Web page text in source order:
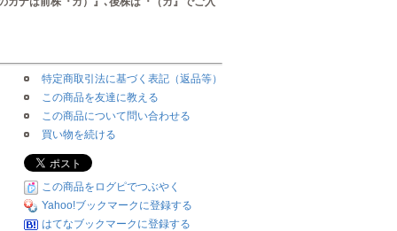
特定商取引法に基づく表記（返品等）
この商品を友達に教える
この商品について問い合わせる
買い物を続ける
この商品をログピでつぶやく
Yahoo!ブックマークに登録する
はてなブックマークに登録する